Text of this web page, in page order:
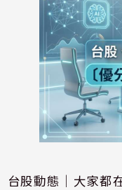
台股動態｜大家都